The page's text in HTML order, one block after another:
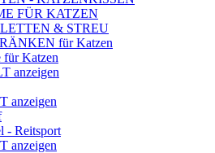
FÜR KATZEN
& STREU
für Katzen
für Katzen
anzeigen
anzeigen
- Reitsport
anzeigen